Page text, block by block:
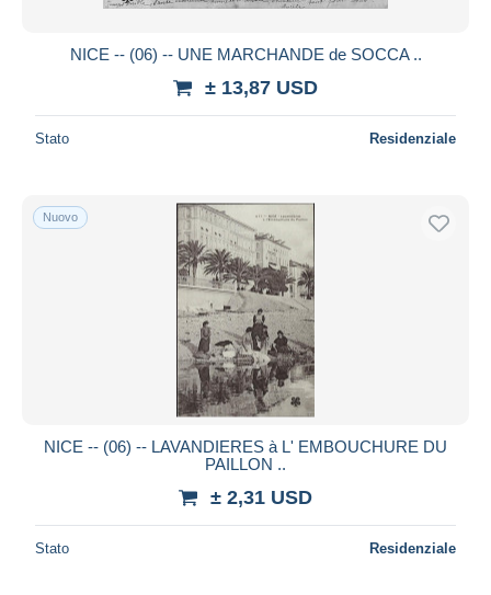
NICE -- (06) -- UNE MARCHANDE de SOCCA ..
± 13,87 USD
Stato Residenziale
Nuovo
NICE -- (06) -- LAVANDIERES à L' EMBOUCHURE DU
PAILLON ..
± 2,31 USD
Stato Residenziale